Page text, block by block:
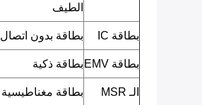
الطيف
بطاقة IC بطاقة بدون اتصال
بطاقة EMV
بطاقة ذكية
الـ MSR بطاقة مغناطيسية